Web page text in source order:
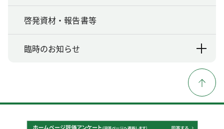
啓発資材・報告書等
臨時のお知らせ